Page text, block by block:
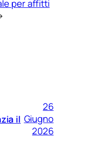
per affitti
il
26
Giugno
2026